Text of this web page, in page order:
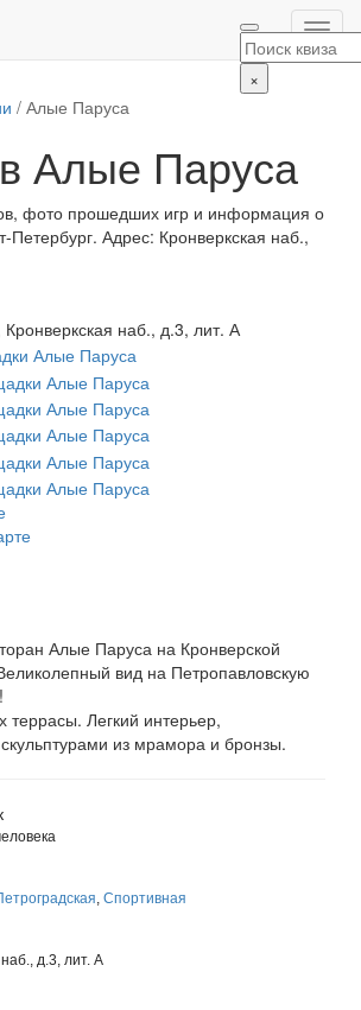
×
/ Алые Паруса
Алые Паруса
фото прошедших игр и информация о
Петербург. Адрес: Кронверкская наб.,
наб., д.3, лит. А
Алые Паруса на Кронверской
вид на Петропавловскую
террасы. Легкий интерьер,
из мрамора и бронзы.
, Спортивная
д.3, лит. А